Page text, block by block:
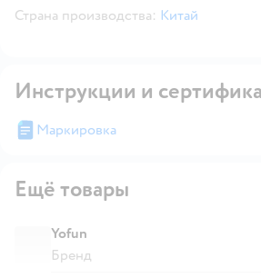
Страна производства: Китай
Инструкции и
Маркировка
Ещё товары
Yofun
Бренд